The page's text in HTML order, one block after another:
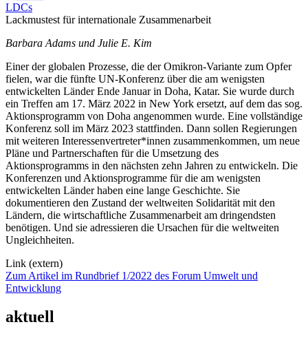
LDCs
Lackmustest für internationale Zusammenarbeit
Barbara Adams und Julie E. Kim
Einer der globalen Prozesse, die der Omikron-Variante zum Opfer
fielen, war die fünfte UN-Konferenz über die am wenigsten
entwickelten Länder Ende Januar in Doha, Katar. Sie wurde durch
ein Treffen am 17. März 2022 in New York ersetzt, auf dem das sog.
Aktionsprogramm von Doha angenommen wurde. Eine vollständige
Konferenz soll im März 2023 stattfinden. Dann sollen Regierungen
mit weiteren Interessenvertreter*innen zusammenkommen, um neue
Pläne und Partnerschaften für die Umsetzung des
Aktionsprogramms in den nächsten zehn Jahren zu entwickeln. Die
Konferenzen und Aktionsprogramme für die am wenigsten
entwickelten Länder haben eine lange Geschichte. Sie
dokumentieren den Zustand der weltweiten Solidarität mit den
Ländern, die wirtschaftliche Zusammenarbeit am dringendsten
benötigen. Und sie adressieren die Ursachen für die weltweiten
Ungleichheiten.
Link (extern)
Zum Artikel im Rundbrief 1/2022 des Forum Umwelt und
Entwicklung
aktuell